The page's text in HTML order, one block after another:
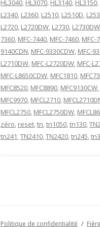
HL3040, HL3070, HL3140, HL3150,
L2340, L2360, L2510, L2510D,
L2720, L2720DW, L2730, L2730DW
7360, MFC-7440, MFC-7460, MFC-
9140CDN, MFC-9330CDW, MFC-
L2710DW, MFC-L2720DW, MFC-
MFC-L8650CDW, MFC1810,
MFC8520, MFC8890, MFC9130CW,
MFC9970, MFCL2710,
MFCL2750, MFCL2750DW,
zéro, reset,tn,tn1050,tn130,
tn241,TN2410,TN2420,tn245,
Politique de confidentialité